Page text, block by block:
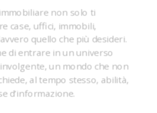
non solo ti
case, uffici, immobili,
quello che più desideri.
di entrare in un universo
un mondo che non
al tempo stesso, abilità,
d’informazione.